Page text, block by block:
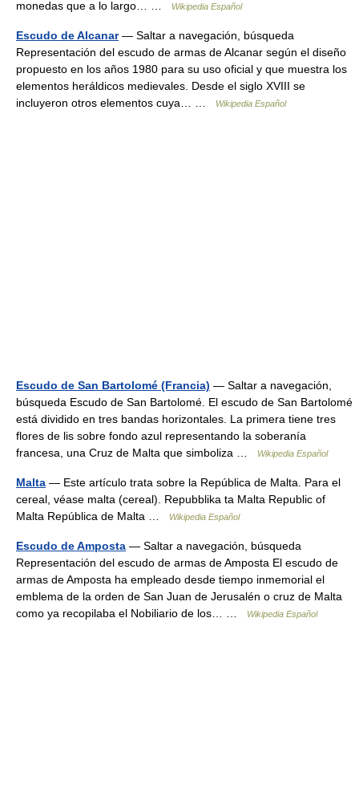
monedas que a lo largo… … Wikipedia Español
Escudo de Alcanar— Saltar a navegación, búsqueda
Representación del escudo de armas de Alcanar según el diseño
propuesto en los años 1980 para su uso oficial y que muestra los
elementos heráldicos medievales. Desde el siglo XVIII se
incluyeron otros elementos cuya… …
Wikipedia Español
Escudo de San Bartolomé (Francia) — Saltar a navegación,
búsqueda Escudo de San Bartolomé. El escudo de San Bartolomé
está dividido en tres bandas horizontales. La primera tiene tres
flores de lis sobre fondo azul representando la soberanía
francesa, una Cruz de Malta que simboliza …
Wikipedia Español
Malta — Este artículo trata sobre la República de Malta. Para el
cereal, véase malta (cereal). Repubblika ta Malta Republic of
Malta República de Malta …
Wikipedia Español
Escudo de Amposta — Saltar a navegación, búsqueda
Representación del escudo de armas de Amposta El escudo de
armas de Amposta ha empleado desde tiempo inmemorial el
emblema de la orden de San Juan de Jerusalén o cruz de Malta
como ya recopilaba el Nobiliario de los… …
Wikipedia Español